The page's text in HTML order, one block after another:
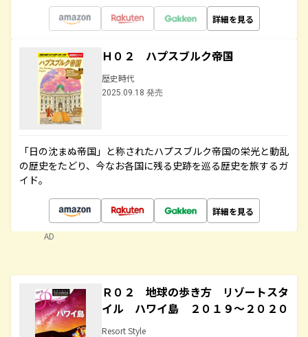
詳細を見る
Ｈ０２ ハプスブルク帝国
歴史時代
2025.09.18 発売
「日の沈まぬ帝国」と称されたハプスブルク帝国の栄光と動乱
の歴史をたどり、今なお各国に残る史跡を巡る歴史を旅するガ
イド。
詳細を見る
AD
Ｒ０２ 地球の歩き方 リゾートスタ
イル ハワイ島 ２０１９～２０２０
Resort Style